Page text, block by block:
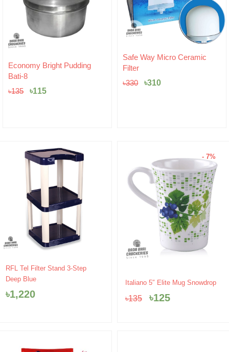
Economy Bright Pudding
Bati-8
৳135
Original
price
৳135.
৳115
Current
price
Safe Way Micro Ceramic
Filter
৳330
Original
price
৳330.
৳310
Current
৳310.
RFL Tel Filter Stand 3-Step
Deep Blue
৳1,220
- 7%
Italiano 5″ Elite Mug Snowdrop
৳135
Original
price
was:
৳125
Current
is: